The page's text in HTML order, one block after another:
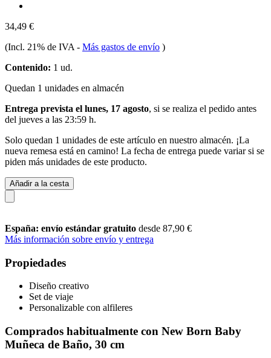
34,49 €
(Incl. 21% de IVA - Más gastos de envío )
Contenido: 1 ud.
Quedan 1 unidades en almacén
Entrega prevista el lunes, 17 agosto, si se realiza el pedido antes
del jueves a las 23:59 h.
Solo quedan 1 unidades de este artículo en nuestro almacén. ¡La
nueva remesa está en camino! La fecha de entrega puede variar si se
piden más unidades de este producto.
Añadir a la cesta
España: envío estándar gratuito desde 87,90 €
Más información sobre envío y entrega
Propiedades
Diseño creativo
Set de viaje
Personalizable con alfileres
Comprados habitualmente con New Born Baby
Muñeca de Baño, 30 cm